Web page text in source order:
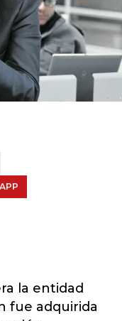
la entidad
fue adquirida